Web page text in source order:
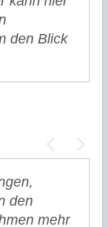
den Blick
den
mehr